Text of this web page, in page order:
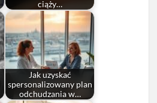
ciąży…
Jak uzyskać
spersonalizowany plan
odchudzania w…